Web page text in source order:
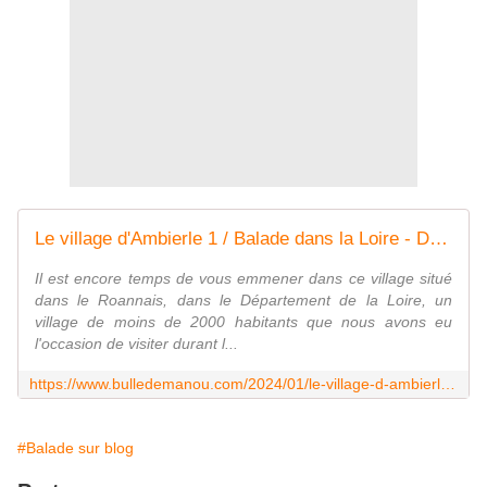
Le village d'Ambierle 1 / Balade dans la Loire - Dans la Bulle de Manou
Il est encore temps de vous emmener dans ce village situé
dans le Roannais, dans le Département de la Loire, un
village de moins de 2000 habitants que nous avons eu
l'occasion de visiter durant l...
https://www.bulledemanou.com/2024/01/le-village-d-ambierle-1/balade-dans-la-loire.html
#Balade sur blog